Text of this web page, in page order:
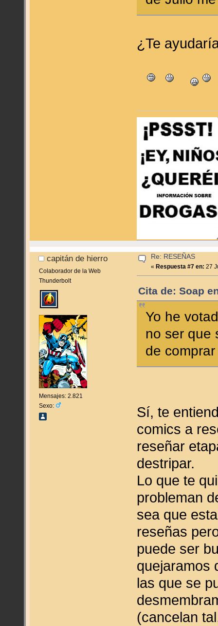
¿Te
capitán de hierro
Colaborador de la Web
Thunderbolt
Mensajes: 2.821
Sexo:
Re: RESEÑAS
«Respuesta #7 en: 27
Cita de: Soap
Yo he
no ser que
de
Sí, te
comics a
reseñar
destripar.
Lo que te
probleman
sea que
reseñas
puede ser
quejaramos
las que se
(cancelan